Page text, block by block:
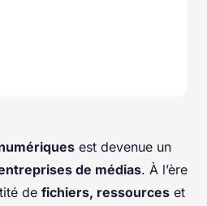
est devenue un
de médias. À l’ère
de fichiers, ressources et